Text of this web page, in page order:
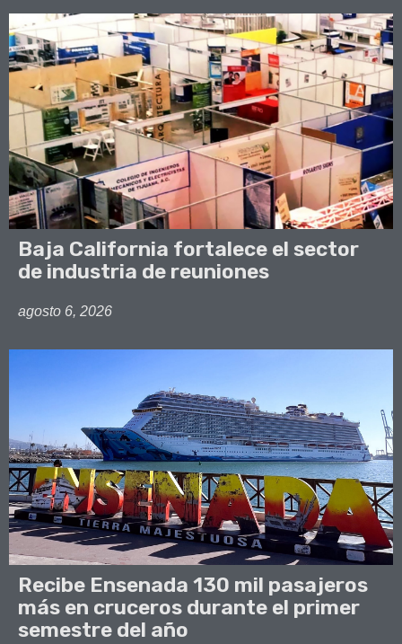
Baja California fortalece el sector
de industria de reuniones
agosto 6, 2026
Recibe Ensenada 130 mil pasajeros
más en cruceros durante el primer
semestre del año